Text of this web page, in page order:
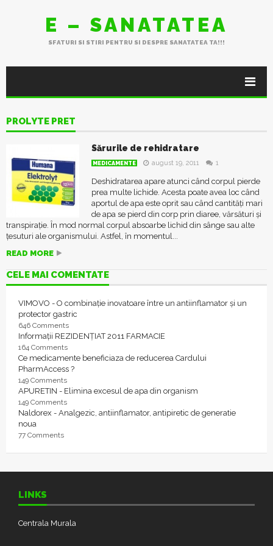
E – SANATATEA
SFATURI SI STIRI PENTRU SI DESPRE SANATATEA TA!!!
PROLYTE PRET
Sărurile de rehidratare
MEDICAMENTE august 19, 2011 1
Deshidratarea apare atunci când corpul pierde
prea multe lichide. Acesta poate avea loc când
aportul de apa este oprit sau când cantități mari
de apa se pierd din corp prin diaree, vărsături și
transpirație. În mod normal corpul absoarbe lichid din sânge sau alte
țesuturi ale organismului. Astfel, în momentul...
READ MORE
CELE MAI COMENTATE
VIMOVO - O combinație inovatoare între un antiinflamator și un
protector gastric
646 Comments
Informații REZIDENȚIAT 2011 FARMACIE
164 Comments
Ce medicamente beneficiaza de reducerea Cardului
PharmAccess ?
149 Comments
APURETIN - Elimina excesul de apa din organism
149 Comments
Naldorex - Analgezic, antiinflamator, antipiretic de generatie
noua
77 Comments
LINKS
Centrala Murala